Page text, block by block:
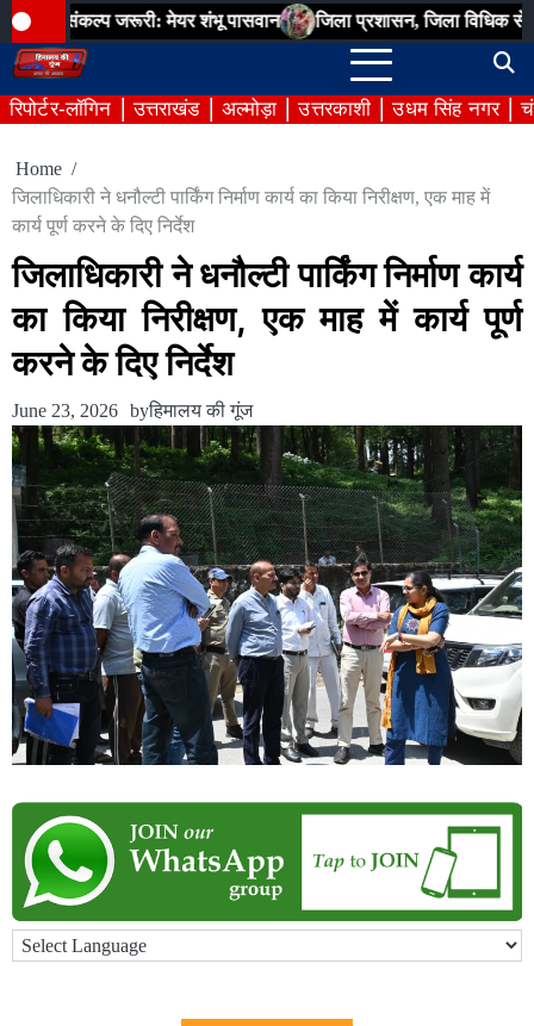
Skip
to
content
जरूरी: मेयर शंभू पासवान जिला प्रशासन, जिला विधिक सेवा
रिपोर्टर-लॉगिन उत्तराखंड अल्मोड़ा उत्तरकाशी उधम सिंह नगर
Home
जिलाधिकारी ने धनौल्टी पार्किंग निर्माण कार्य का किया निरीक्षण, एक माह में
कार्य पूर्ण करने के दिए निर्देश
जिलाधिकारी ने धनौल्टी पार्किंग निर्माण कार्य
का किया निरीक्षण, एक माह में कार्य पूर्ण
करने के दिए निर्देश
June 23, 2026 byहिमालय की गूंज